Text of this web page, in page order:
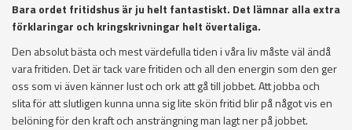
Bara ordet fritidshus är ju helt fantastiskt. Det lämnar alla extra
förklaringar och kringskrivningar helt övertaliga.
Den absolut bästa och mest värdefulla tiden i våra liv måste väl ändå
vara fritiden. Det är tack vare fritiden och all den energin som den ger
oss som vi även känner lust och ork att gå till jobbet. Att jobba och
slita för att slutligen kunna unna sig lite skön fritid blir på något vis en
belöning för den kraft och ansträngning man lagt ner på jobbet.